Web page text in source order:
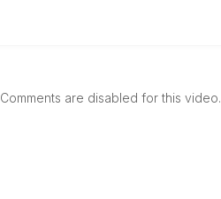
Comments are disabled for this video.